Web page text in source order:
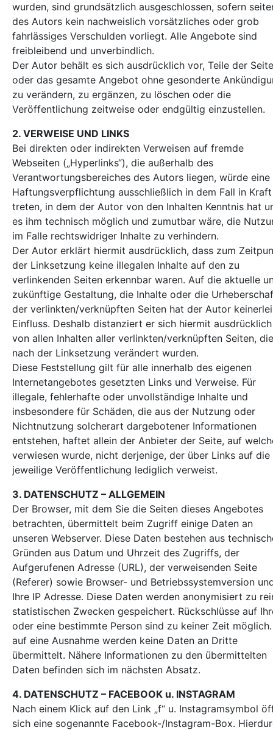
wurden, sind grundsätzlich ausgeschlossen, sofern
des Autors kein nachweislich vorsätzliches oder grob
fahrlässiges Verschulden vorliegt. Alle Angebote sind
freibleibend und unverbindlich.
Der Autor behält es sich ausdrücklich vor, Teile der
oder das gesamte Angebot ohne gesonderte
zu verändern, zu ergänzen, zu löschen oder die
Veröffentlichung zeitweise oder endgültig einzustellen.
2. VERWEISE UND LINKS
Bei direkten oder indirekten Verweisen auf fremde
Webseiten („Hyperlinks“), die außerhalb des
Verantwortungsbereiches des Autors liegen, würde eine
Haftungsverpflichtung ausschließlich in dem Fall in Kraft
treten, in dem der Autor von den Inhalten Kenntnis hat
es ihm technisch möglich und zumutbar wäre, die
im Falle rechtswidriger Inhalte zu verhindern.
Der Autor erklärt hiermit ausdrücklich, dass zum
der Linksetzung keine illegalen Inhalte auf den zu
verlinkenden Seiten erkennbar waren. Auf die aktuelle
zukünftige Gestaltung, die Inhalte oder die
der verlinkten/verknüpften Seiten hat der Autor keinerlei
Einfluss. Deshalb distanziert er sich hiermit ausdrücklich
von allen Inhalten aller verlinkten/verknüpften Seiten, die
nach der Linksetzung verändert wurden.
Diese Feststellung gilt für alle innerhalb des eigenen
Internetangebotes gesetzten Links und Verweise. Für
illegale, fehlerhafte oder unvollständige Inhalte und
insbesondere für Schäden, die aus der Nutzung oder
Nichtnutzung solcherart dargebotener Informationen
entstehen, haftet allein der Anbieter der Seite, auf
verwiesen wurde, nicht derjenige, der über Links auf die
jeweilige Veröffentlichung lediglich verweist.
3. DATENSCHUTZ – ALLGEMEIN
Der Browser, mit dem Sie die Seiten dieses Angebotes
betrachten, übermittelt beim Zugriff einige Daten an
unseren Webserver. Diese Daten bestehen aus
Gründen aus Datum und Uhrzeit des Zugriffs, der
Aufgerufenen Adresse (URL), der verweisenden Seite
(Referer) sowie Browser- und Betriebssystemversion
Ihre IP Adresse. Diese Daten werden anonymisiert zu
statistischen Zwecken gespeichert. Rückschlüsse auf
oder eine bestimmte Person sind zu keiner Zeit
auf eine Ausnahme werden keine Daten an Dritte
übermittelt. Nähere Informationen zu den übermittelten
Daten befinden sich im nächsten Absatz.
4. DATENSCHUTZ – FACEBOOK u. INSTAGRAM
Nach einem Klick auf den Link „f“ u. Instagramsymbol
sich eine sogenannte Facebook-/Instagram-Box.